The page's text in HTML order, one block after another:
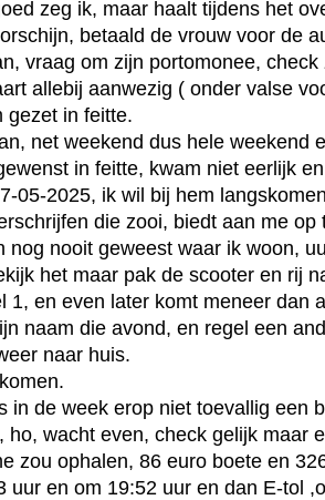
zeg ik, maar haalt tijdens het
betaald de vrouw voor de
vraag om zijn portomonee, check
allebij aanwezig ( onder valse
gezet in feitte.
net weekend dus hele weekend
in feitte, kwam niet eerlijk
05-2025, ik wil bij hem
die zooi, biedt aan me op
nog nooit geweest waar ik woon,
het maar pak de scooter en rij
1, en even later komt meneer dan
naam die avond, en regel een
naar huis.
in de week erop niet toevallig een
ho, wacht even, check gelijk maar
zou ophalen, 86 euro boete en
uur en om 19:52 uur en dan E-tol